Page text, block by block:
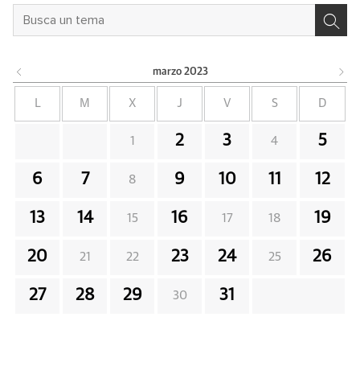
marzo 2023
M X J V S D
1 2 3 4 5
6 7 8 9 10 11 12
13 14 15 16 17 18 19
20 21 22 23 24 25 26
27 28 29 30 31